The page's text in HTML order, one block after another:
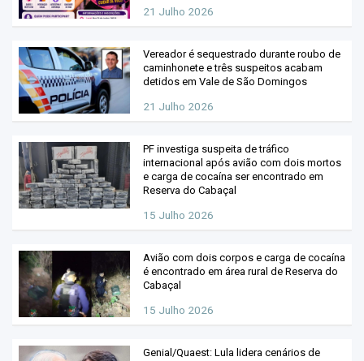
21 Julho 2026
Vereador é sequestrado durante roubo de
caminhonete e três suspeitos acabam
detidos em Vale de São Domingos
21 Julho 2026
PF investiga suspeita de tráfico
internacional após avião com dois mortos
e carga de cocaína ser encontrado em
Reserva do Cabaçal
15 Julho 2026
Avião com dois corpos e carga de cocaína
é encontrado em área rural de Reserva do
Cabaçal
15 Julho 2026
Genial/Quaest: Lula lidera cenários de